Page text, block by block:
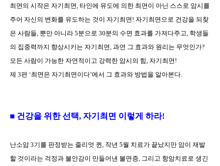
최면의 시작은 자기최면, 타인에 유도에 의한 최면이 아닌 스스로 암시를
주어 자신의 변화를 유도하는 것이 자기최면! 자기최면으로 건강을 되찾
은 사람들, 뿐만 아니라 5분으로 30분의 수면 효과를 가져다주고, 학생들
의 집중력까지 향상시키는 자기최면, 과연 그 효과와 원리는 무엇인가?
모든 사람이 가능한 자연적이고 강력한 암시의 힘, 자기최면!
제 3편 ‘최면은 자기최면이다’에서 그 효과와 방법을 알아본다.
■ 건강을 위한 선택, 자기최면 이렇게 하라!
난소암 3기를 판정받는 줄리엇 퀸, 작년 5월 치료가 끝났지만 암이 재발
할 것이라는 걱정과 불안감이 만들어낸 불면증, 그리고 항암치료로 생긴